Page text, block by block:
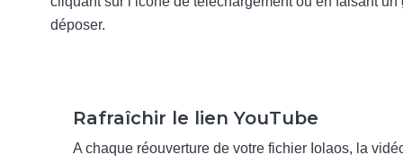
déposer.
Rafraîchir le lien YouTube
A chaque réouverture de votre fichier Iolaos, la